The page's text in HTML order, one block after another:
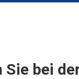
bei